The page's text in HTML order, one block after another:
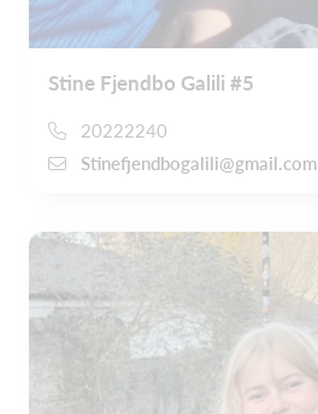
Stine Fjendbo Galili #5
20222240
Stinefjendbogalili@gmail.com